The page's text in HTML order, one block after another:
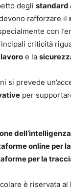
degli standard
rafforzare il
con
criticità
e la
si prevede
per
online per
per la
è riservata al